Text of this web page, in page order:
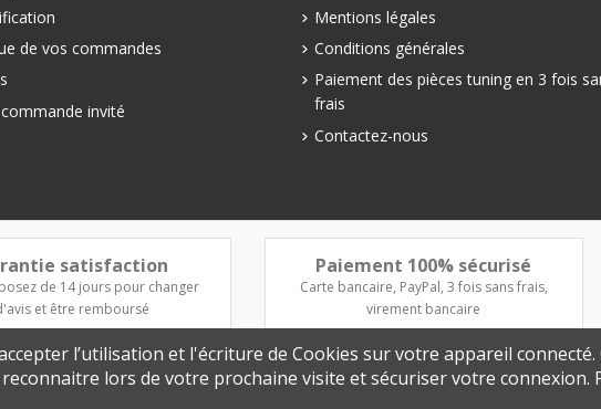
de vos commandes
invité
Mentions légales
Conditions générales
Paiement des pièces tuning en 3 fois
frais
Contactez-nous
satisfaction
de 14 jours pour changer
et être remboursé
Paiement 100% sécurisé
Carte bancaire, PayPal, 3 fois sans frais,
virement bancaire
l’utilisation et l'écriture de Cookies sur votre appareil
lors de votre prochaine visite et sécuriser votre connexion.